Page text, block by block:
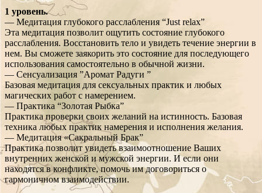
1 уровень.
— Медитация глубокого расслабления “Just relax”
Эта медитация позволит ощутить состояние глубокого
расслабления. Восстановить тело и увидеть течение энергии в
нем. Вы сможете заякорить это состояние для последующего
использования самостоятельно в обычной жизни.
— Сенсуализация ”Аромат Радуги ”
Базовая медитация для сексуальных практик и любых
магических работ с намерением.
— Практика “Золотая Рыбка”
Практика проверки своих желаний на истинность. Базовая
техника любых практик намерения и исполнения желания.
— Медитация «Сакральный Брак”
Практика позволит увидеть взаимоотношение Ваших
внутренних женской и мужской энергии. И если они
находятся в конфликте, помочь им договориться о
гармоничном взаимодействии.